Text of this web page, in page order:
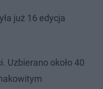
już 16 edycja
Uzbierano około 40